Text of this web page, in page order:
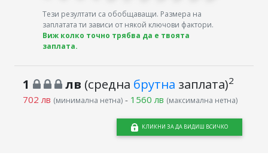
Тези резултати са обобщаващи. Размера на
заплатата ти зависи от някой ключови фактори.
Виж колко точно трябва да е твоята
заплата.
1 лв (средна брутна заплата)2
702 лв (минимална нетна)- 1560 лв (максимална нетна)
КЛИКНИ ЗА ДА ВИДИШ ВСИЧКО